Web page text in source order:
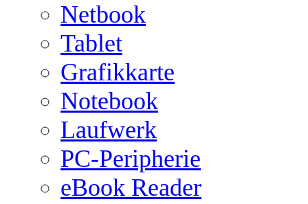
Netbook
Tablet
Grafikkarte
Notebook
Laufwerk
PC-Peripherie
eBook Reader